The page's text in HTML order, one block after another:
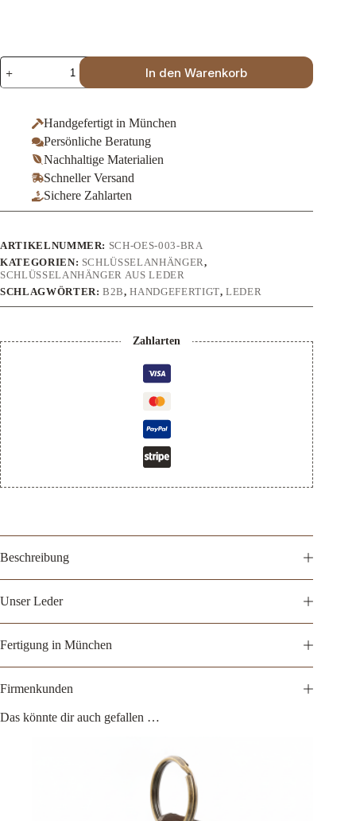
Schlüsselanhänger
aus
Leder
Menge
In den Warenkorb
Handgefertigt in München
Persönliche Beratung
Nachhaltige Materialien
Schneller Versand
Sichere Zahlarten
ARTIKELNUMMER: SCH-OES-003-BRA
KATEGORIEN: SCHLÜSSELANHÄNGER,
SCHLÜSSELANHÄNGER AUS LEDER
SCHLAGWÖRTER:B2B,HANDGEFERTIGT,LEDER
Zahlarten
Beschreibung
Unser Leder
Fertigung in München
Firmenkunden
Das könnte dir auch gefallen …